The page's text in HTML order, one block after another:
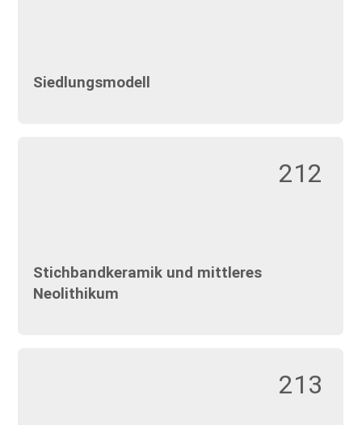
Siedlungsmodell
212
Stichbandkeramik und mittleres
Neolithikum
213